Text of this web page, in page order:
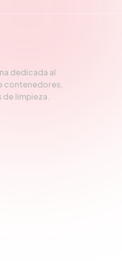
dedicada al
contenedores,
de limpieza.